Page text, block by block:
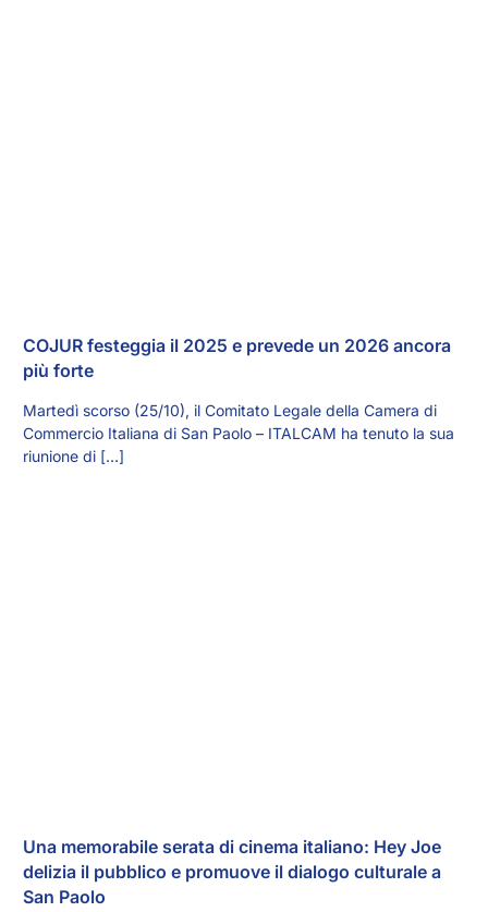
COJUR festeggia il 2025 e prevede un 2026 ancora
più forte
Martedì scorso (25/10), il Comitato Legale della Camera di
Commercio Italiana di San Paolo – ITALCAM ha tenuto la sua
riunione di […]
Una memorabile serata di cinema italiano: Hey Joe
delizia il pubblico e promuove il dialogo culturale a
San Paolo